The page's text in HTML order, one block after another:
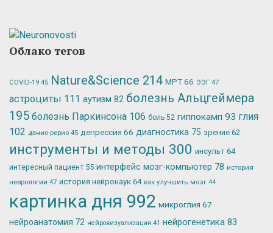
Облако тегов
COVID-19 45 Nature&Science 214 МРТ66 ЭЭГ 47
астроциты 111 аутизм 82 болезнь Альцгеймера
195 болезнь Паркинсона 106 боль 52 гиппокамп 93 глия
102 данио-рерио 45 депрессия 66 диагностика 75 зрение 62
инструменты и методы 300 инсульт 64
интересный пациент 55 интерфейс мозг-компьютер 78 история
неврологии 47 история нейронаук 64 как улучшить мозг 44
картинка дня 992 микроглия 67
нейроанатомия 72 нейровизуализация 41 нейрогенетика 83